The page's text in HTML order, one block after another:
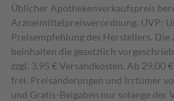
Üblicher Apothekenverkaufspreis
Arzneimittelpreisverordnung. UVP:
Preisempfehlung des Herstellers. Die
beinhalten die gesetzlich
zzgl. 3,95 € Versandkosten. Ab
frei. Preisänderungen und Irrtümer
und Gratis-Beigaben nur solange der